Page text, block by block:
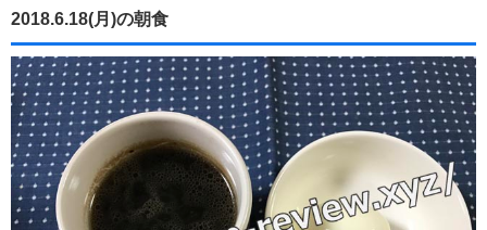
2018.6.18(月)の朝食